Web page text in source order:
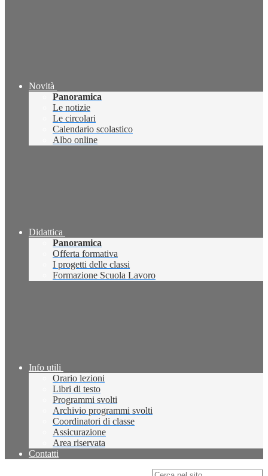
Novità
Panoramica
Le notizie
Le circolari
Calendario scolastico
Albo online
Didattica
Panoramica
Offerta formativa
I progetti delle classi
Formazione Scuola Lavoro
Info utili
Orario lezioni
Libri di testo
Programmi svolti
Archivio programmi svolti
Coordinatori di classe
Assicurazione
Area riservata
Contatti